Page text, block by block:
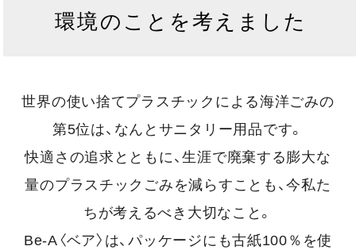
環境のことを考えました
世界の使い捨てプラスチックによる海洋ごみの
第5位は、なんとサニタリー用品です。
快適さの追求とともに、生涯で廃棄する膨大な
量のプラスチックごみを減らすことも、今私た
ちが考えるべき大切なこと。
Be-A〈ベア〉は、パッケージにも古紙100％を使